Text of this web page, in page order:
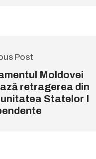
Post
Moldovei
retragerea din
Statelor I